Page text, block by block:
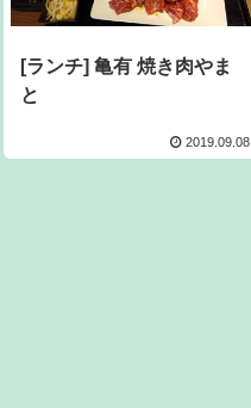
[ランチ] 亀有 焼き肉やま
と
2019.09.08